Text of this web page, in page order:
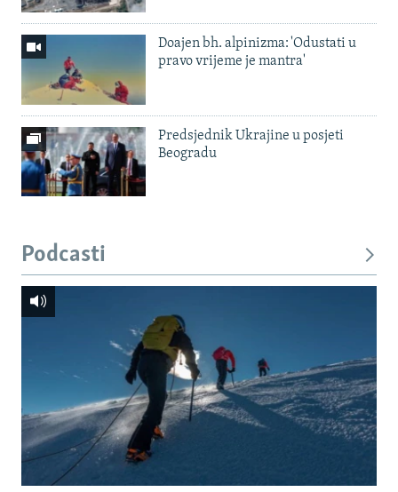
Doajen bh. alpinizma: 'Odustati u
pravo vrijeme je mantra'
Predsjednik Ukrajine u posjeti
Beogradu
Podcasti